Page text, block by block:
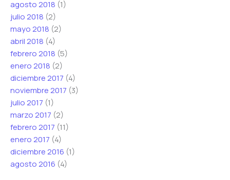
agosto 2018 (1)
julio 2018 (2)
mayo 2018 (2)
abril 2018 (4)
febrero 2018 (5)
enero 2018 (2)
diciembre 2017 (4)
noviembre 2017 (3)
julio 2017 (1)
marzo 2017 (2)
febrero 2017 (11)
enero 2017 (4)
diciembre 2016 (1)
agosto 2016 (4)